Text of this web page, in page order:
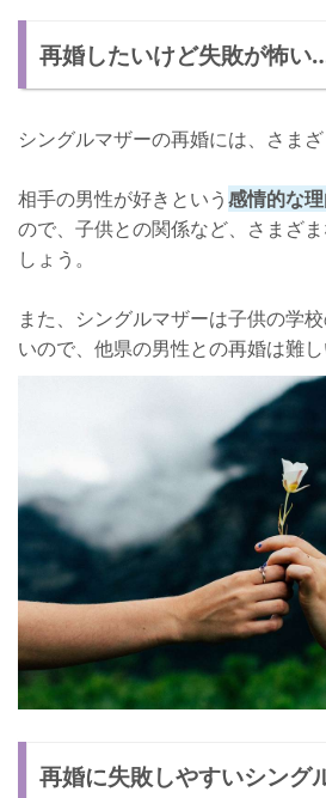
ギャンブルやお酒が好きすぎないかチ
二度と失敗はしたくない！
再婚したいけど失敗が怖い
シングルマザーの再婚には、さまざ
相手の男性が好きという感情的な
ので、子供との関係など、さまざ
しょう。
また、シングルマザーは子供の学
いので、他県の男性との再婚は難し
再婚に失敗しやすいシング